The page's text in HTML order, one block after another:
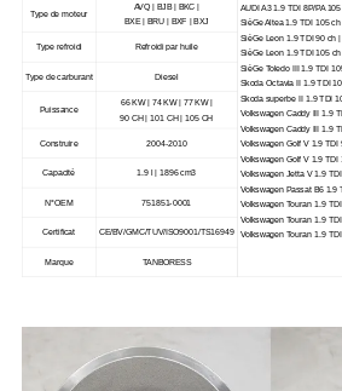
AUDI A3 1.9 TDI 8P/PA
SièGe Altea 1.9 TDI 105 ch
SièGe Leon 1.9 TDI 90 ch |
SièGe Leon 1.9 TDI 105 ch
SièGe Toledo III 1.9 TDI
Skoda Octavia II 1.9 TDI
Skoda superbe II 1.9 TDI
Volkswagen Caddy III 1.9
Volkswagen Caddy III 1.9
Volkswagen Golf V 1.9 TDI
Volkswagen Golf V 1.9 TDI
Volkswagen Jetta V 1.9
Volkswagen Passat B6 1.9
Volkswagen Touran 1.9
Volkswagen Touran 1.9
Volkswagen Touran 1.9
Type de moteur
AVQ | BJB | BKC |
BXE | BRU | BXF | BXJ
Type refroidi Refroidi par huile
Type de carburant Diesel
Puissance
66 KW | 74 KW | 77 KW |
90 CH | 101 CH | 105 CH
Construire 2004-2010
Capacité 1.9 l | 1896 cm3
N°OEM 751851-0001
Certificat CE/BV/GMC/TUV/ISO9001/TS16949
Marque TANBORESS